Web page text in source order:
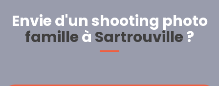
Envie d'un shooting photo
familleà Sartrouville?